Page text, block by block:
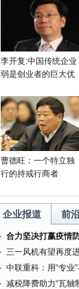
李开复:中国传统企业
弱是创业者的巨大优
曹德旺：一个特立独
行的持戒行商者
企业报道 前
合力坚决打赢疫情
三一风机有望再度
遇
中联重科：用“专业
减税降费助力“瓦轴